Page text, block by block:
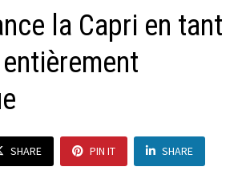
la Capri en tant
SHARE PIN IT SHARE